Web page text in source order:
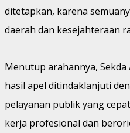
ditetapkan, karena
daerah dan kesejahteraan
Menutup arahannya,
hasil apel ditindaklanjuti
pelayanan publik yang
kerja profesional dan